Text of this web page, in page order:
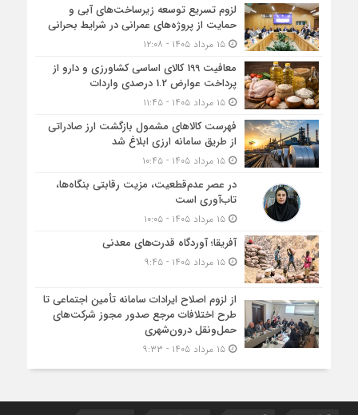
لزوم تسریع توسعه زیرساخت‌های آبی و
حمایت از پروژه‌های عمرانی در شرایط بحرانی
۱۵ مرداد ۱۴۰۵ - ۱۲:۰۸
معافیت 199 کالای اساسی کشاورزی و دارو از
پرداخت عوارض 1.2 درصدی واردات
۱۵ مرداد ۱۴۰۵ - ۱۱:۴۵
فهرست کالاهای مشمول بازگشت ارز صادراتی
از طریق سامانه ارزی ابلاغ شد
۱۵ مرداد ۱۴۰۵ - ۱۰:۴۵
در عصر عدم‌قطعیت، مزیت رقابتی بنگاه‌ها،
تاب‌آوری است
۱۵ مرداد ۱۴۰۵ - ۱۰:۰۵
آفریقا؛ آوردگاه قدرت‌های معدنی
۱۵ مرداد ۱۴۰۵ - ۹:۴۵
از لزوم اصلاح ایرادات سامانه تأمین اجتماعی تا
طرح اختلافات مرجع صدور مجوز شرکت‌های
حمل‌ونقل درون‌شهری
۱۵ مرداد ۱۴۰۵ - ۹:۳۳